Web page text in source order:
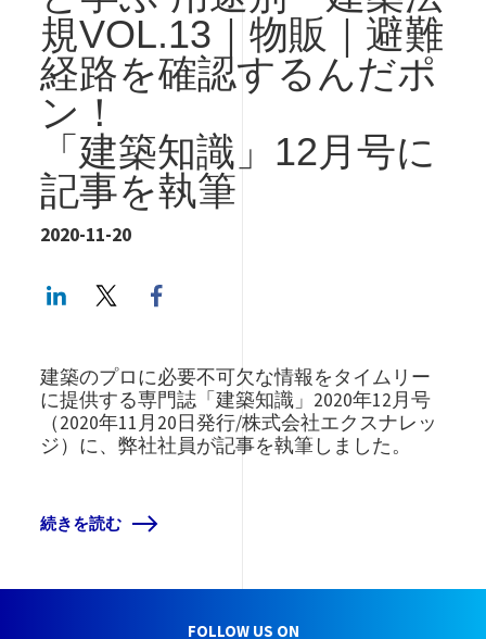
規VOL.13｜物販｜避難
経路を確認するんだポ
ン！
「建築知識」12月号に
記事を執筆
2020-11-20
LinkedInTwitter
建築のプロに必要不可欠な情報をタイムリー
に提供する専門誌「建築知識」2020年12月号
（2020年11月20日発行/株式会社エクスナレッ
ジ）に、弊社社員が記事を執筆しました。
続きを読む
FOLLOW US ON